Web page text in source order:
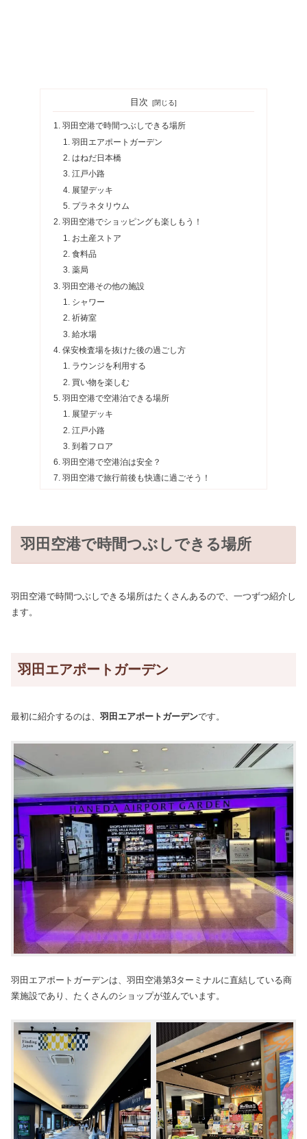
目次
羽田空港で時間つぶしできる場所
羽田エアポートガーデン
はねだ日本橋
江戸小路
展望デッキ
プラネタリウム
羽田空港でショッピングも楽しもう！
お土産ストア
食料品
薬局
羽田空港その他の施設
シャワー
祈祷室
給水場
保安検査場を抜けた後の過ごし方
ラウンジを利用する
買い物を楽しむ
羽田空港で空港泊できる場所
展望デッキ
江戸小路
到着フロア
羽田空港で空港泊は安全？
羽田空港で旅行前後も快適に過ごそう！
羽田空港で時間つぶしできる場所
羽田空港で時間つぶしできる場所はたくさんあるので、一つずつ紹介し
ます。
羽田エアポートガーデン
最初に紹介するのは、 羽田エアポートガーデンです。
羽田エアポートガーデンは、羽田空港第3ターミナルに直結している商
業施設であり、たくさんのショップが並んでいます。